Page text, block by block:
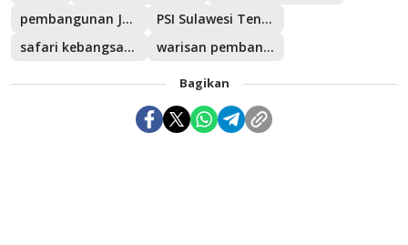
pembangunan Jokowi
PSI Sulawesi Tenggara
safari kebangsaan Jokowi
warisan pembangunan Jokowi
Bagikan